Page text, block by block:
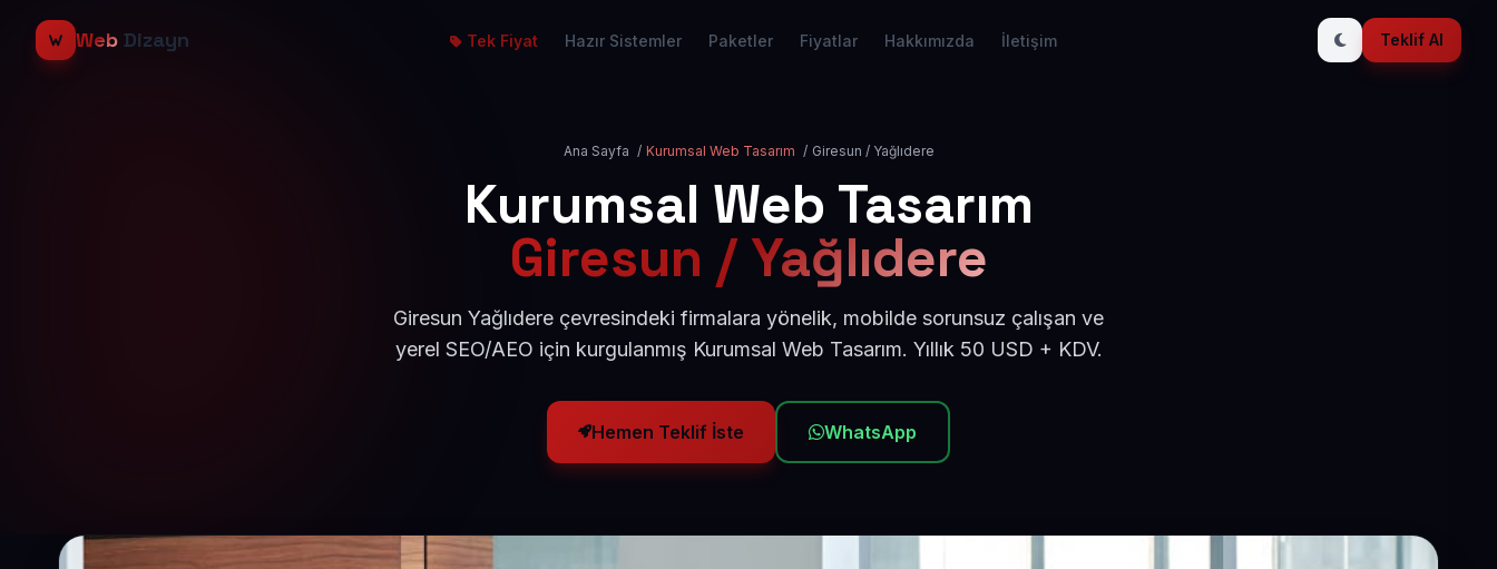
Web Dizayn Tek Fiyat Hazır Sistemler Paketler Fiyatlar Hakkımızda İletişim Teklif Al
Ana Sayfa / Kurumsal Web Tasarım / Giresun / Yağlıdere
Kurumsal Web Tasarım
Giresun / Yağlıdere
Giresun Yağlıdere çevresindeki firmalara yönelik, mobilde sorunsuz çalışan ve
yerel SEO/AEO için kurgulanmış Kurumsal Web Tasarım. Yıllık 50 USD + KDV.
Hemen Teklif İste WhatsApp